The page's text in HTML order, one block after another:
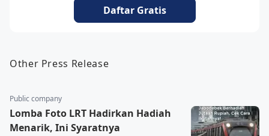
Daftar Gratis
Other Press Release
Public company
Lomba Foto LRT Hadirkan Hadiah
Menarik, Ini Syaratnya